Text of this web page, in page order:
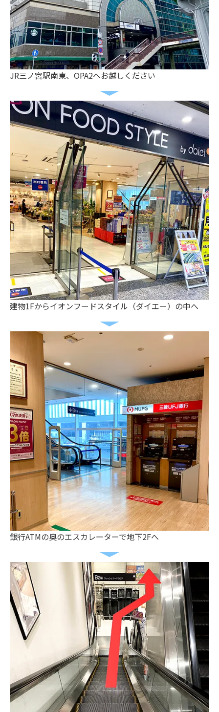
JR三ノ宮駅南東、OPA2へお越しください
建物1Fからイオンフードスタイル（ダイエー）の中へ
銀行ATMの奥のエスカレーターで地下2Fへ